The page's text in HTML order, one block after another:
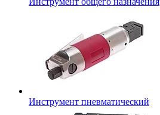
Инструмент пневматический